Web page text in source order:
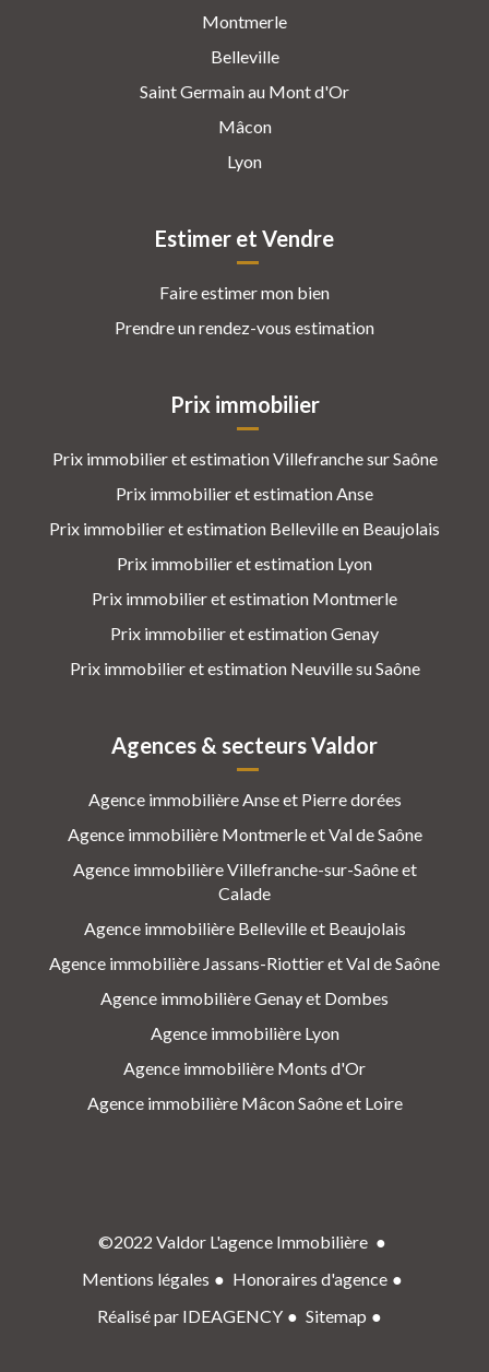
Montmerle
Belleville
Saint Germain au Mont d'Or
Mâcon
Lyon
Estimer et Vendre
Faire estimer mon bien
Prendre un rendez-vous estimation
Prix immobilier
Prix immobilier et estimation Villefranche sur Saône
Prix immobilier et estimation Anse
Prix immobilier et estimation Belleville en Beaujolais
Prix immobilier et estimation Lyon
Prix immobilier et estimation Montmerle
Prix immobilier et estimation Genay
Prix immobilier et estimation Neuville su Saône
Agences & secteurs Valdor
Agence immobilière Anse et Pierre dorées
Agence immobilière Montmerle et Val de Saône
Agence immobilière Villefranche-sur-Saône et
Calade
Agence immobilière Belleville et Beaujolais
Agence immobilière Jassans-Riottier et Val de Saône
Agence immobilière Genay et Dombes
Agence immobilière Lyon
Agence immobilière Monts d'Or
Agence immobilière Mâcon Saône et Loire
©2022 Valdor L'agence Immobilière
Mentions légales
Honoraires d'agence
Réalisé par IDEAGENCY
Sitemap